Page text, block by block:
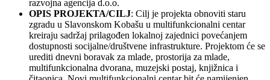
razvojna agencija d.o.o.
OPIS PROJEKTA/CILJ: Cilj je projekta obnoviti staru
zgradu u Slavonskom Kobašu u multifunkcionalni centar
kreiraju sadržaj prilagođen lokalnoj zajednici povećanjem
dostupnosti socijalne/društvene infrastrukture. Projektom će se
urediti dnevni boravak za mlade, prostorija za mlade,
multifunkcionalna dvorana, muzejski postaj, knjižnica i